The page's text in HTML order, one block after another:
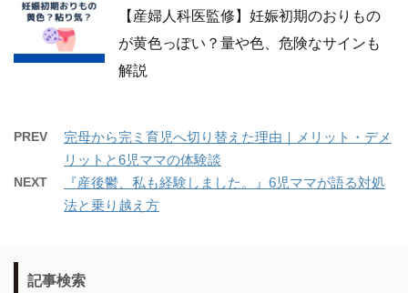
【産婦人科医監修】妊娠初期のおりもの
が黄色っぽい？量や色、危険なサインも
解説
PREV
完母から完ミ育児へ切り替えた理由｜メリット・デメ
リットと6児ママの体験談
NEXT
『産後鬱、私も経験しました。』6児ママが語る対処
法と乗り越え方
記事検索